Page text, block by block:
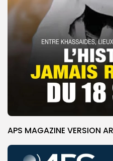
APS MAGAZINE VERSION AR